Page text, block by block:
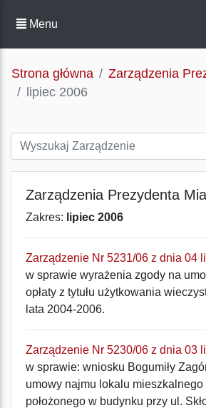
Menu
Strona główna
Zarządzenia
lipiec 2006
Zarządzenia Prezydenta
Zakres: lipiec 2006
Zarządzenie Nr 5231/06 z dnia 04
w sprawie wyrażenia zgody na
opłaty z tytułu użytkowania
lata 2004-2006.
Zarządzenie Nr 5230/06 z dnia 03
w sprawie: wniosku Bogumiły
umowy najmu lokalu mieszkalnego
położonego w budynku przy ul.